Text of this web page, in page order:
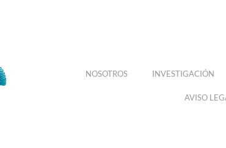
NOSOTROS INVESTIGACIÓN
AVISO